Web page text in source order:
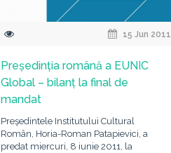
15 Jun 2011
Președinția română a EUNIC
Global – bilanț la final de
mandat
Preşedintele Institutului Cultural
Român, Horia-Roman Patapievici, a
predat miercuri, 8 iunie 2011, la